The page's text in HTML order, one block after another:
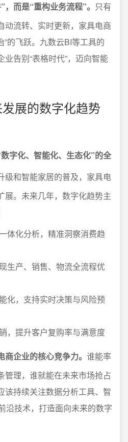
而是“重构业务流程”。 只有
动流转、实时更新，家具电商
”的飞跃。九数云BI等工具的
告别“表格时代”，迈向智能
展的数字化趋势
字化、智能化、生态化”的全
级和智能家居的普及，家具电
展。未来几年，数字化趋势主
体化分析，精准洞察消费趋
生产、销售、物流全流程优
化，支持实时决策与风险预
，提升客户复购率与满意度
企业的核心竞争力。 谁能率
管理，谁就能在未来市场抢占
该持续关注数据分析工具、智
沿技术，打造面向未来的数字